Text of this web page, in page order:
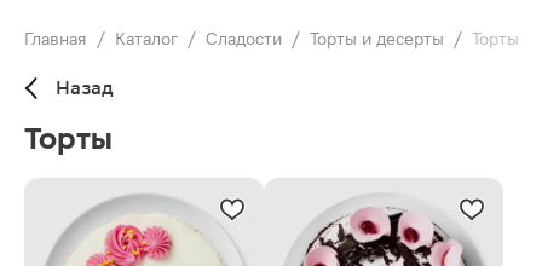
Главная / Каталог / Сладости / Торты и десерты / Торты
Назад
Торты